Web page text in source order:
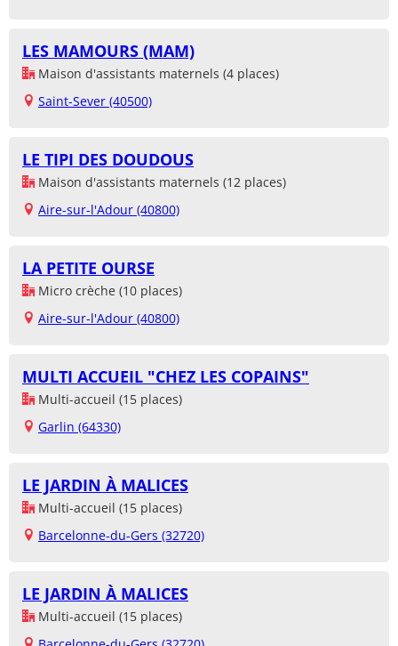
LES MAMOURS (MAM)
Maison d'assistants maternels (4 places)
Saint-Sever (40500)
LE TIPI DES DOUDOUS
Maison d'assistants maternels (12 places)
Aire-sur-l'Adour (40800)
LA PETITE OURSE
Micro crèche (10 places)
Aire-sur-l'Adour (40800)
MULTI ACCUEIL "CHEZ LES COPAINS"
Multi-accueil (15 places)
Garlin (64330)
LE JARDIN À MALICES
Multi-accueil (15 places)
Barcelonne-du-Gers (32720)
LE JARDIN À MALICES
Multi-accueil (15 places)